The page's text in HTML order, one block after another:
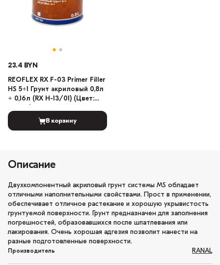
23.4 BYN
REOFLEX RX F-03 Primer Filler
HS 5+1 Грунт акриловый 0,8л
+ 0,16л (RX H-13/01) (Цвет:
В корзину
Описание
Двухкомпонентный акриловый грунт системы MS обладает
отличными наполнительными свойствами. Прост в применении,
обеспечивает отличное растекание и хорошую укрывистость
грунтуемой поверхности. Грунт предназначен для заполнения
погрешностей, образовавшихся после шпатлевания или
лакирования. Очень хорошая адгезия позволит нанести на
разные подготовленные поверхности.
Производитель RANAL